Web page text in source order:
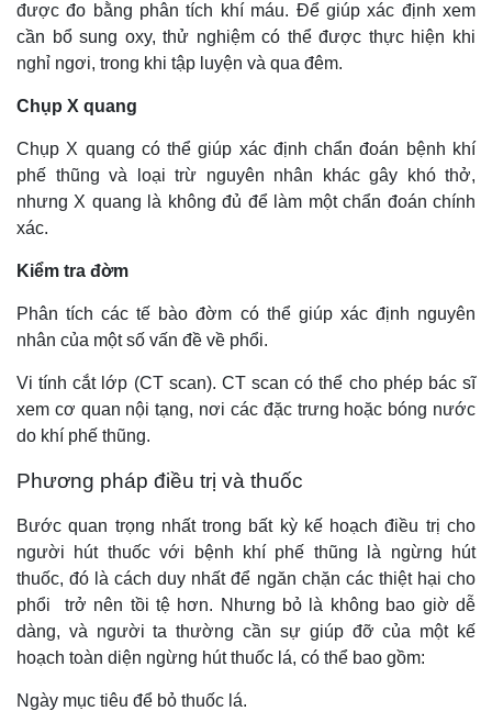
được đo bằng phân tích khí máu. Để giúp xác định xem
cần bổ sung oxy, thử nghiệm có thể được thực hiện khi
nghỉ ngơi, trong khi tập luyện và qua đêm.
Chụp X quang
Chụp X quang có thể giúp xác định chẩn đoán bệnh khí
phế thũng và loại trừ nguyên nhân khác gây khó thở,
nhưng X quang là không đủ để làm một chẩn đoán chính
xác.
Kiểm tra đờm
Phân tích các tế bào đờm có thể giúp xác định nguyên
nhân của một số vấn đề về phổi.
Vi tính cắt lớp (CT scan). CT scan có thể cho phép bác sĩ
xem cơ quan nội tạng, nơi các đặc trưng hoặc bóng nước
do khí phế thũng.
Phương pháp điều trị và thuốc
Bước quan trọng nhất trong bất kỳ kế hoạch điều trị cho
người hút thuốc với bệnh khí phế thũng là ngừng hút
thuốc, đó là cách duy nhất để ngăn chặn các thiệt hại cho
phổi trở nên tồi tệ hơn. Nhưng bỏ là không bao giờ dễ
dàng, và người ta thường cần sự giúp đỡ của một kế
hoạch toàn diện ngừng hút thuốc lá, có thể bao gồm:
Ngày mục tiêu để bỏ thuốc lá.